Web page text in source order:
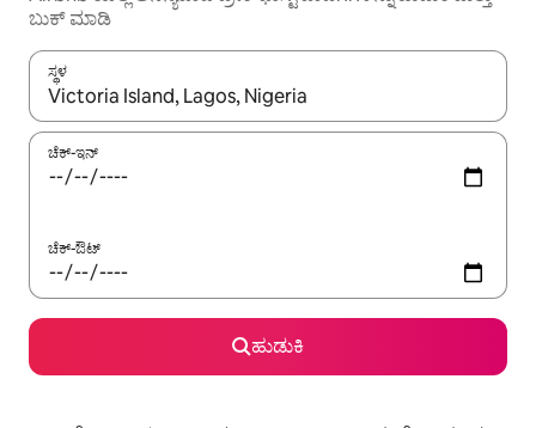
ಬುಕ್ ಮಾಡಿ
ಸ್ಥಳ
ಫಲಿತಾಂಶಗಳು ಲಭ್ಯವಿರುವಾಗ, ಅಪ್ ಮತ್ತು ಡೌನ್ ಬಾಣದ ಕೀಲಿಗಳೊಂದಿಗೆ
ಚೆಕ್-ಇನ್
ಚೆಕ್-ಔಟ್
ಹುಡುಕಿ